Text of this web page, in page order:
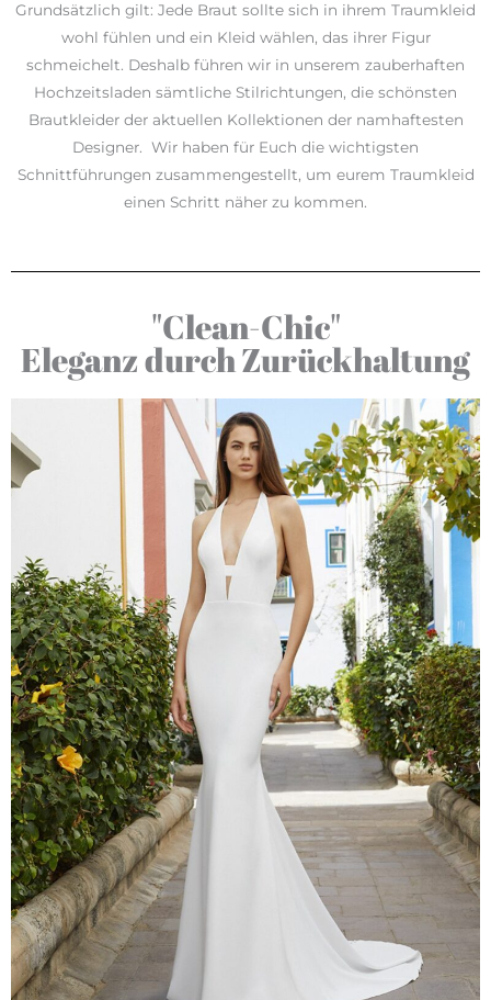
Grundsätzlich gilt: Jede Braut sollte sich in ihrem Traumkleid
wohl fühlen und ein Kleid wählen, das ihrer Figur
schmeichelt. Deshalb führen wir in unserem zauberhaften
Hochzeitsladen sämtliche Stilrichtungen, die schönsten
Brautkleider der aktuellen Kollektionen der namhaftesten
Designer. Wir haben für Euch die wichtigsten
Schnittführungen zusammengestellt, um eurem Traumkleid
einen Schritt näher zu kommen.
"Clean-Chic"
Eleganz durch Zurückhaltung